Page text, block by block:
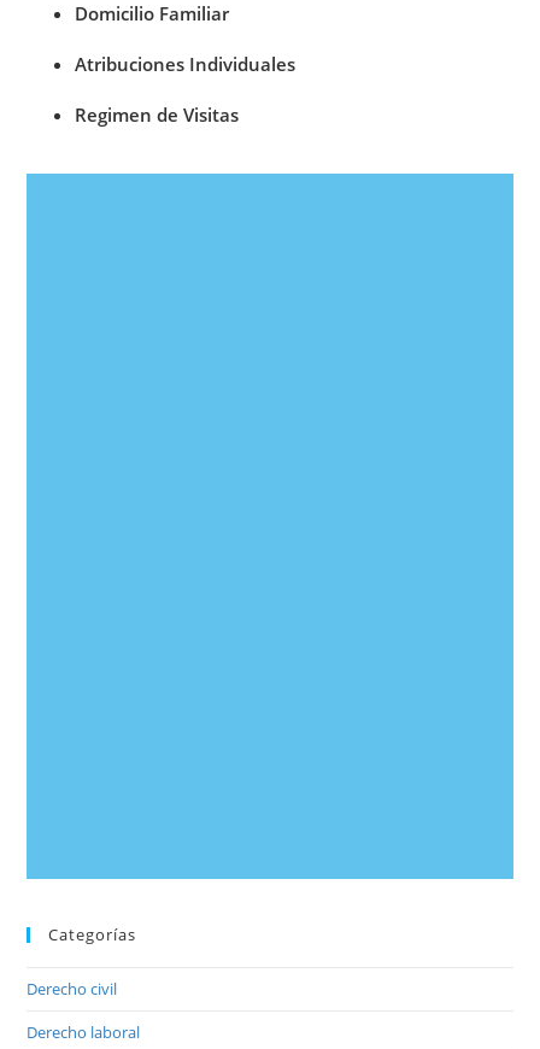
Domicilio Familiar
Atribuciones Individuales
Regimen de Visitas
Categorías
Derecho civil
Derecho laboral